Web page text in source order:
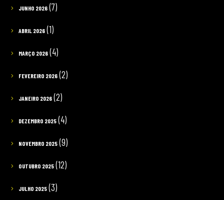
JUNHO 2026(7)
ABRIL 2026(1)
MARÇO 2026(4)
FEVEREIRO 2026(2)
JANEIRO 2026(2)
DEZEMBRO 2025(4)
NOVEMBRO 2025(9)
OUTUBRO 2025(12)
JULHO 2025(3)